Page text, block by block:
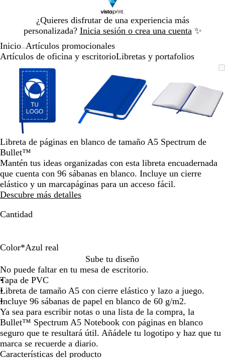
¿Quieres disfrutar de una experiencia más
personalizada? Inicia sesión o crea una cuenta ✨
1
Inicio Artículos promocionales
Artículos de oficina y escritorioLibretas y portafolios
Imagen
ampliable
Acercado
hasta
mínimo
Haz
clic
para
expandir
Utiliza
las
teclas
de
más
y
para
y
alejar
y
las
la
ampliable
hasta
mínimo
clic
expandir
las
más
y
para
y
alejar
y
imagen
Acercado
mínimo
para
expandir
teclas
de
más
para
y
alejar
Diapositiva
Libreta de páginas en blanco de tamaño A5 Spectrum de
Bullet™
Mantén tus ideas organizadas con esta libreta encuadernada
que cuenta con 96 sábanas en blanco. Incluye un cierre
elástico y un marcapáginas para un acceso fácil.
Descubre más detalles
Cantidad
Color*Azul real
l
a
n
c
o
z
u
l
m
a
r
i
n
o
z
u
l
r
e
a
l
e
g
r
o
l
i
s
o
Sube tu diseño
No puede faltar en tu mesa de escritorio.
Tapa de PVC
Libreta de tamaño A5 con cierre elástico y lazo a juego.
Incluye 96 sábanas de papel en blanco de 60 g/m2.
Ya sea para escribir notas o una lista de la compra, la
Bullet™ Spectrum A5 Notebook con páginas en blanco
seguro que te resultará útil. Añádele tu logotipo y haz que tu
marca se recuerde a diario.
Características del producto